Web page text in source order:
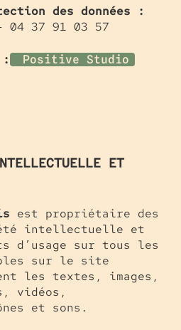
des données :
04 37 91 03 57
: Positive Studio
ET
est propriétaire des
intellectuelle et
d’usage sur tous les
sur le site
les textes, images,
vidéos,
et sons.